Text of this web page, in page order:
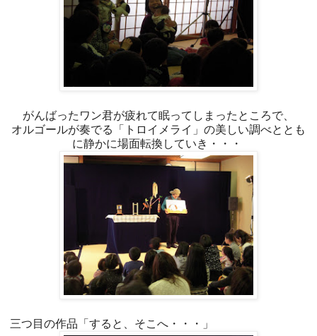
がんばったワン君が疲れて眠ってしまったところで、
オルゴールが奏でる「トロイメライ」の美しい調べととも
に静かに場面転換していき・・・
三つ目の作品「すると、そこへ・・・」